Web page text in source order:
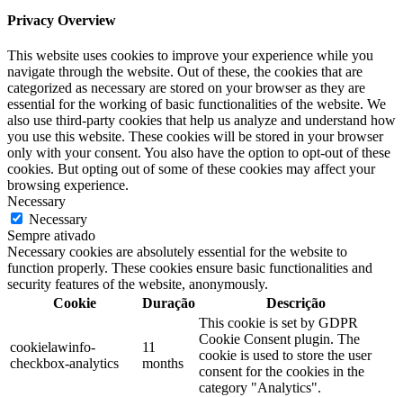
Privacy Overview
This website uses cookies to improve your experience while you
navigate through the website. Out of these, the cookies that are
categorized as necessary are stored on your browser as they are
essential for the working of basic functionalities of the website. We
also use third-party cookies that help us analyze and understand how
you use this website. These cookies will be stored in your browser
only with your consent. You also have the option to opt-out of these
cookies. But opting out of some of these cookies may affect your
browsing experience.
Necessary
Necessary
Sempre ativado
Necessary cookies are absolutely essential for the website to
function properly. These cookies ensure basic functionalities and
security features of the website, anonymously.
Cookie
Duração Descrição
cookielawinfo-
checkbox-analytics
11
months
This cookie is set by GDPR
Cookie Consent plugin. The
cookie is used to store the user
consent for the cookies in the
category "Analytics".